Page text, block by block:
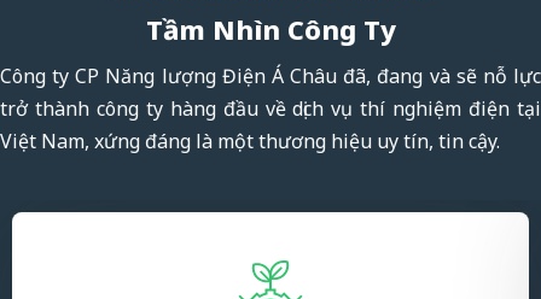
Tầm Nhìn Công Ty
Công ty CP Năng lượng Điện Á Châu đã, đang và sẽ nỗ lực
trở thành công ty hàng đầu về dịch vụ thí nghiệm điện tại
Việt Nam, xứng đáng là một thương hiệu uy tín, tin cậy.